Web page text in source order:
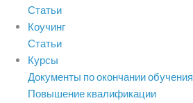
Статьи
Коучинг
Статьи
Курсы
Документы по окончании обучения
Повышение квалификации